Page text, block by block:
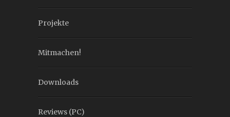
Projekte
Mitmachen!
Downloads
Reviews (PC)